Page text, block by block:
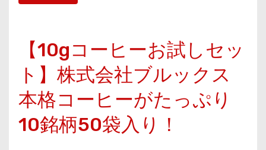
【10gコーヒーお試しセッ
ト】株式会社ブルックス
本格コーヒーがたっぷり
10銘柄50袋入り！